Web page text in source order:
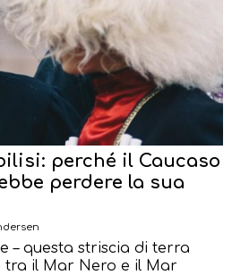
perché il Caucaso
perdere la sua
– questa striscia di terra
il Mar Nero e il Mar